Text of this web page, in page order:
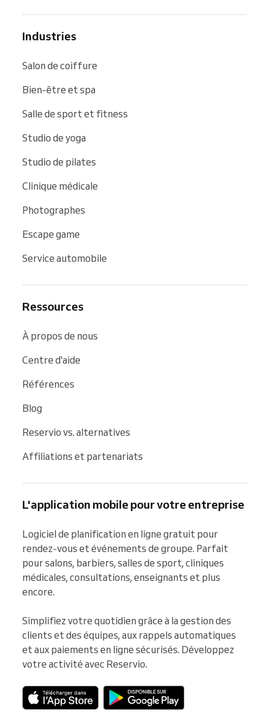
Industries
Salon de coiffure
Bien-être et spa
Salle de sport et fitness
Studio de yoga
Studio de pilates
Clinique médicale
Photographes
Escape game
Service automobile
Ressources
À propos de nous
Centre d'aide
Références
Blog
Reservio vs. alternatives
Affiliations et partenariats
L'application mobile pour votre entreprise
Logiciel de planification en ligne gratuit pour
rendez-vous et événements de groupe. Parfait
pour salons, barbiers, salles de sport, cliniques
médicales, consultations, enseignants et plus
encore.
Simplifiez votre quotidien grâce à la gestion des
clients et des équipes, aux rappels automatiques
et aux paiements en ligne sécurisés. Développez
votre activité avec Reservio.